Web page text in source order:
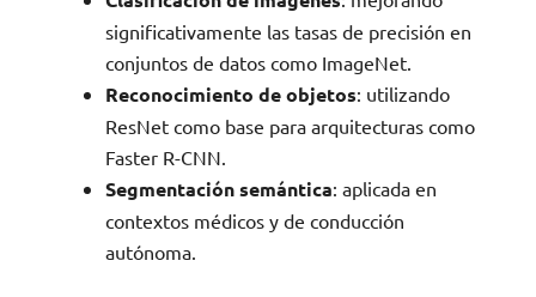
significativamente las tasas de precisión en
conjuntos de datos como ImageNet.
Reconocimiento de objetos: utilizando
ResNet como base para arquitecturas como
Faster R-CNN.
Segmentación semántica: aplicada en
contextos médicos y de conducción
autónoma.